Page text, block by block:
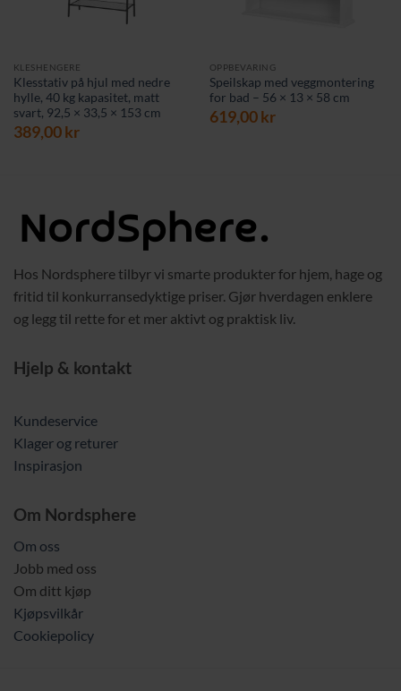
KLESHENGERE
Klesstativ på hjul med nedre
hylle, 40 kg kapasitet, matt
svart, 92,5 × 33,5 × 153 cm
389,00kr
OPPBEVARING
Speilskap med veggmontering
for bad – 56 × 13 × 58 cm
619,00kr
Hos Nordsphere tilbyr vi smarte produkter for hjem, hage og
fritid til konkurransedyktige priser. Gjør hverdagen enklere
og legg til rette for et mer aktivt og praktisk liv.
Hjelp & kontakt
Kundeservice
Klager og returer
Inspirasjon
Om Nordsphere
Om oss
Jobb med oss
Om ditt kjøp
Kjøpsvilkår
Cookiepolicy